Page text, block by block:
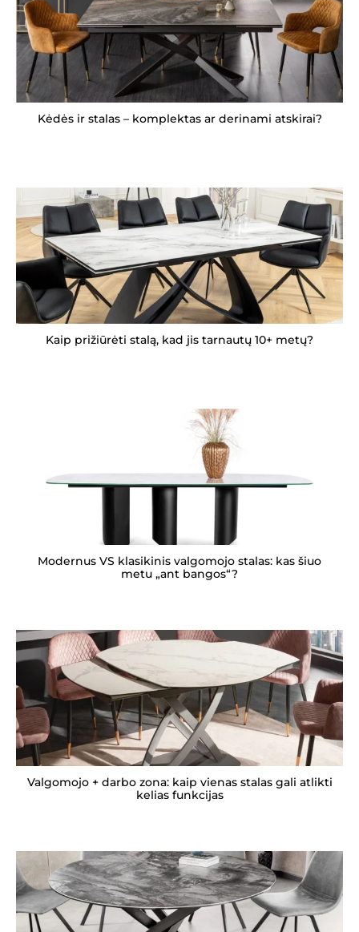
Kėdės ir stalas – komplektas ar derinami atskirai?
Kaip prižiūrėti stalą, kad jis tarnautų 10+ metų?
Modernus VS klasikinis valgomojo stalas: kas šiuo
metu „ant bangos“?
Valgomojo + darbo zona: kaip vienas stalas gali atlikti
kelias funkcijas